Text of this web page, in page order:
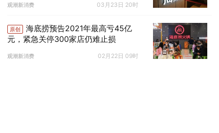
观潮新消费 03月23日 20时
原创
海底捞预告2021年最高亏45亿
元，紧急关停300家店仍难止损
观潮新消费 02月22日 09时